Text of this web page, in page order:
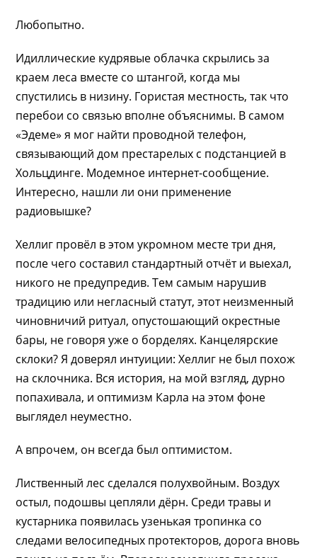
Любопытно.
Идиллические кудрявые облачка скрылись за
краем леса вместе со штангой, когда мы
спустились в низину. Гористая местность, так что
перебои со связью вполне объяснимы. В самом
«Эдеме» я мог найти проводной телефон,
связывающий дом престарелых с подстанцией в
Хольцдинге. Модемное интернет-сообщение.
Интересно, нашли ли они применение
радиовышке?
Хеллиг провёл в этом укромном месте три дня,
после чего составил стандартный отчёт и выехал,
никого не предупредив. Тем самым нарушив
традицию или негласный статут, этот неизменный
чиновничий ритуал, опустошающий окрестные
бары, не говоря уже о борделях. Канцелярские
склоки? Я доверял интуиции: Хеллиг не был похож
на склочника. Вся история, на мой взгляд, дурно
попахивала, и оптимизм Карла на этом фоне
выглядел неуместно.
А впрочем, он всегда был оптимистом.
Лиственный лес сделался полухвойным. Воздух
остыл, подошвы цепляли дёрн. Среди травы и
кустарника появилась узенькая тропинка со
следами велосипедных протекторов, дорога вновь